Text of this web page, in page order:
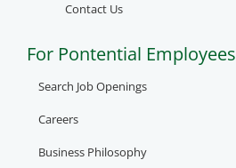
Contact Us
For Pontential Employees
Search Job Openings
Careers
Business Philosophy